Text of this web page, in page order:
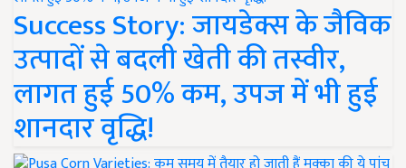
Success Story: जायडेक्स के जैविक
उत्पादों से बदली खेती की तस्वीर,
लागत हुई 50% कम, उपज में भी हुई
शानदार वृद्धि!